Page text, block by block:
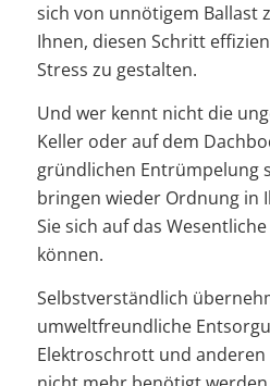
sich von unnötigem Ballast
Ihnen, diesen Schritt
Stress zu gestalten.
Und wer kennt nicht die
Keller oder auf dem
gründlichen Entrümpelung
bringen wieder Ordnung in
Sie sich auf das
können.
Selbstverständlich
umweltfreundliche
Elektroschrott und anderen